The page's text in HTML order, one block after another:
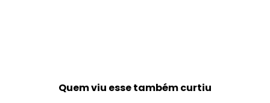
Quem viu esse também curtiu